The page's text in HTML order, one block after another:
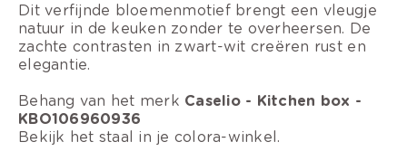
Dit verfijnde bloemenmotief brengt een vleugje
natuur in de keuken zonder te overheersen. De
zachte contrasten in zwart-wit creëren rust en
elegantie.
Behang van het merk Caselio - Kitchen box -
KBO106960936
Bekijk het staal in je colora-winkel.